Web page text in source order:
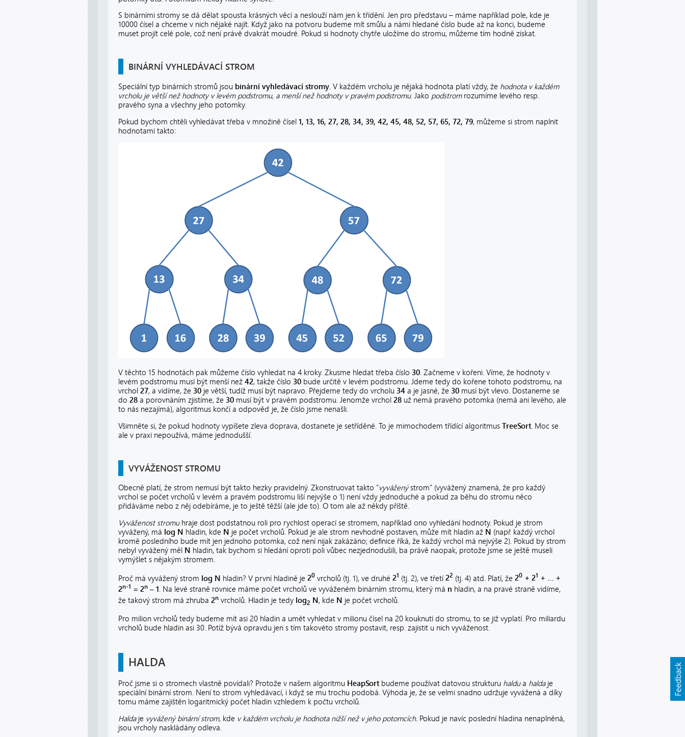
S binárními stromy se dá dělat spousta krásných věcí a neslouží nám jen k třídění. Jen pro představu – máme například pole, kde je
10000 čísel a chceme v nich nějaké najít. Když jako na potvoru budeme mít smůlu a námi hledané číslo bude až na konci, budeme
muset projít celé pole, což není právě dvakrát moudré. Pokud si hodnoty chytře uložíme do stromu, můžeme tím hodně získat.
BINÁRNÍ VYHLEDÁVACÍ STROM
Speciální typ binárních stromů jsou binární vyhledávací stromy. V každém vrcholu je nějaká hodnota platí vždy, že hodnota v každém
vrcholu je větší než hodnoty v levém podstromu, a menší než hodnoty v pravém podstromu. Jako podstromrozumíme levého resp.
pravého syna a všechny jeho potomky.
Pokud bychom chtěli vyhledávat třeba v množině čísel 1, 13, 16, 27, 28, 34, 39, 42, 45, 48, 52, 57, 65, 72, 79, můžeme si strom naplnit
hodnotami takto:
V těchto 15 hodnotách pak můžeme číslo vyhledat na 4 kroky. Zkusme hledat třeba číslo 30. Začneme v kořeni. Víme, že hodnoty v
levém podstromu musí být menší než 42, takže číslo 30 bude určitě v levém podstromu. Jdeme tedy do kořene tohoto podstromu, na
vrchol 27, a vidíme, že 30 je větší, tudíž musí být napravo. Přejdeme tedy do vrcholu 34 a je jasné, že 30 musí být vlevo. Dostaneme se
do 28 a porovnáním zjistíme, že 30 musí být v pravém podstromu. Jenomže vrchol 28 už nemá pravého potomka (nemá ani levého, ale
to nás nezajímá), algoritmus končí a odpověď je, že číslo jsme nenašli.
Všimněte si, že pokud hodnoty vypíšete zleva doprava, dostanete je setříděné. To je mimochodem třídící algoritmus TreeSort . Moc se
ale v praxi nepoužívá, máme jednodušší.
VYVÁŽENOST STROMU
Obecně platí, že strom nemusí být takto hezky pravidelný. Zkonstruovat takto “vyváženýstrom” (vyvážený znamená, že pro každý
vrchol se počet vrcholů v levém a pravém podstromu liší nejvýše o 1) není vždy jednoduché a pokud za běhu do stromu něco
přidáváme nebo z něj odebíráme, je to ještě těžší (ale jde to). O tom ale až někdy příště.
Vyváženost stromuhraje dost podstatnou roli pro rychlost operací se stromem, například ono vyhledání hodnoty. Pokud je strom
vyvážený, má log N hladin, kde N je počet vrcholů. Pokud je ale strom nevhodně postaven, může mít hladin až N (např. každý vrchol
kromě posledního bude mít jen jednoho potomka, což není nijak zakázáno; definice říká, že každý vrchol má nejvýše 2). Pokud by strom
nebyl vyvážený měl N hladin, tak bychom si hledání oproti poli vůbec nezjednodušili, ba právě naopak, protože jsme se ještě museli
vymýšlet s nějakým stromem.
Proč má vyvážený strom log N hladin? V první hladině je 20 vrcholů (tj. 1), ve druhé 21 (tj. 2), ve třetí22 (tj. 4) atd. Platí, že 20 + 21 + … +
2n-1 = 2n – 1. Na levé straně rovnice máme počet vrcholů ve vyváženém binárním stromu, který má n hladin, a na pravé straně vidíme,
že takový strom má zhruba 2n vrcholů. Hladin je tedy log2 N, kde N je počet vrcholů.
Pro milion vrcholů tedy budeme mít asi 20 hladin a umět vyhledat v milionu čísel na 20 kouknutí do stromu, to se již vyplatí. Pro miliardu
vrcholů bude hladin asi 30. Potíž bývá opravdu jen s tím takovéto stromy postavit, resp. zajistit u nich vyváženost.
HALDA
Proč jsme si o stromech vlastně povídali? Protože v našem algoritmu HeapSort budeme používat datovou strukturu haldua haldaje
speciální binární strom. Není to strom vyhledávací, i když se mu trochu podobá. Výhoda je, že se velmi snadno udržuje vyvážená a díky
tomu máme zajištěn logaritmický počet hladin vzhledem k počtu vrcholů.
Halda je vyvážený binární strom, kde v každém vrcholu je hodnota nižší než v jeho potomcích. Pokud je navíc poslední hladina nenaplněná,
jsou vrcholy naskládány odleva.